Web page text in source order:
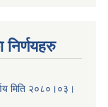
निर्णयहरु
मिति २०८०।०३।